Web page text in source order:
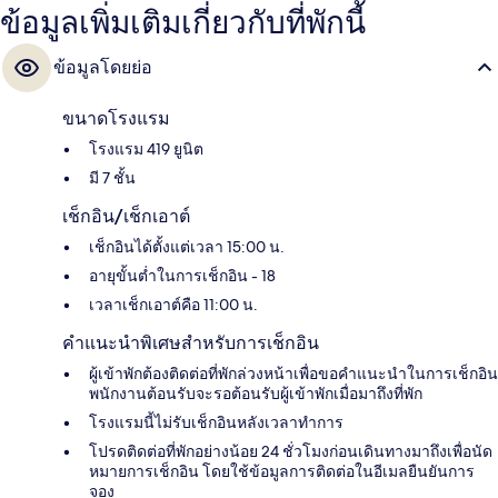
ข้อมูลเพิ่มเติมเกี่ยวกับที่พักนี้
ข้อมูลโดยย่อ
ขนาดโรงแรม
โรงแรม 419 ยูนิต
มี 7 ชั้น
เช็กอิน/เช็กเอาต์
เช็กอินได้ตั้งแต่เวลา 15:00 น.
อายุขั้นต่ำในการเช็กอิน - 18
เวลาเช็กเอาต์คือ 11:00 น.
คำแนะนำพิเศษสำหรับการเช็กอิน
ผู้เข้าพักต้องติดต่อที่พักล่วงหน้าเพื่อขอคำแนะนำในการเช็กอิน
พนักงานต้อนรับจะรอต้อนรับผู้เข้าพักเมื่อมาถึงที่พัก
โรงแรมนี้ไม่รับเช็กอินหลังเวลาทำการ
โปรดติดต่อที่พักอย่างน้อย 24 ชั่วโมงก่อนเดินทางมาถึงเพื่อนัด
หมายการเช็กอิน โดยใช้ข้อมูลการติดต่อในอีเมลยืนยันการ
จอง